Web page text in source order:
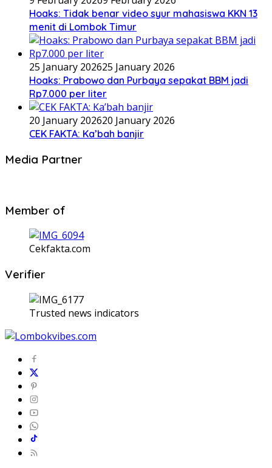
Hoaks: Tidak benar video syur mahasiswa KKN 13
menit di Lombok Timur
25 January 202625 January 2026
Hoaks: Prabowo dan Purbaya sepakat BBM jadi
Rp7.000 per liter
20 January 202620 January 2026
CEK FAKTA: Ka’bah banjir
Media Partner
Member of
Cekfakta.com
Verifier
Trusted news indicators